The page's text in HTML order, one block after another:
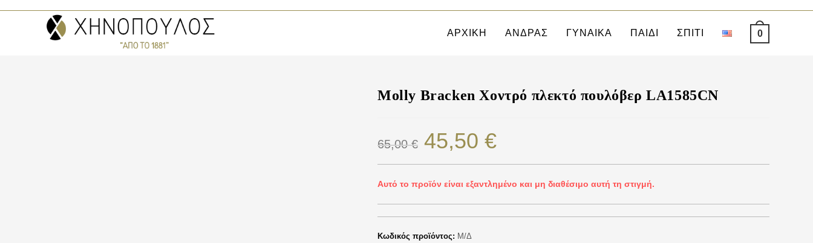
ΑΡΧΙΚΗ ΑΝΔΡΑΣ ΓΥΝΑΙΚΑ ΠΑΙΔΙ ΣΠΙΤΙ 0
Molly Bracken Χοντρό πλεκτό πουλόβερ LA1585CN
65,00€ 45,50 €
Αυτό το προϊόν είναι εξαντλημένο και μη διαθέσιμο αυτή τη στιγμή.
Κωδικός προϊόντος: Μ/Δ